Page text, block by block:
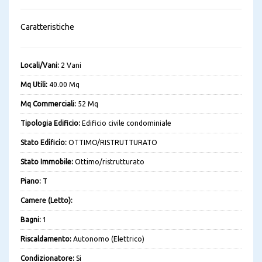
Caratteristiche
Locali/Vani: 2 Vani
Mq Utili: 40.00 Mq
Mq Commerciali: 52 Mq
Tipologia Edificio: Edificio civile condominiale
Stato Edificio: OTTIMO/RISTRUTTURATO
Stato Immobile: Ottimo/ristrutturato
Piano: T
Camere (Letto):
Bagni: 1
Riscaldamento: Autonomo (Elettrico)
Condizionatore: Si